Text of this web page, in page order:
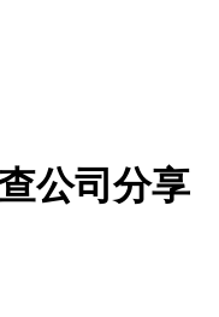
公司分享